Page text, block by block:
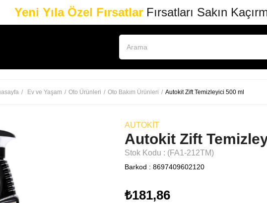
Yeni Yıla Özel FırsatlarFırsatları Sakın
Ev ve Yaşam Oto Ürünleri Oto Bakım Ürünleri Autokit Zift Temizleyici 500 ml
AUTOKIT
Autokit Zift
Stok Kodu (FA1-212TM)
Barkod : 8697409602120
₺181,86